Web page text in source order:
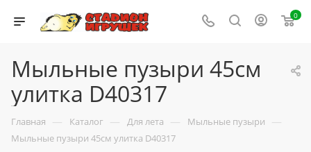
0
Мыльные пузыри 45см
улитка D40317
Главная — Каталог — Для лета — Мыльные пузыри —
Мыльные пузыри 45см улитка D40317